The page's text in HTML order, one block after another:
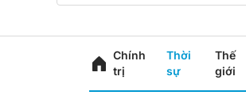
Chính
trị
Thời
sự
Thế
giới